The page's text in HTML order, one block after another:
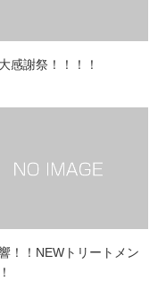
感謝祭！！！！
！！NEWトリートメン